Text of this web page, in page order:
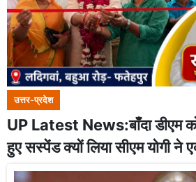
उत्तर-प्रदेश
UP Latest News:बाँदा डीएम को
हुए सस्पेंड क्यों लिया सीएम योगी ने